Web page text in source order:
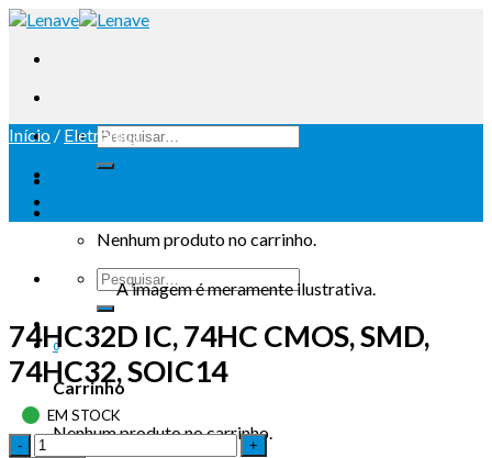
Nenhum produto no carrinho.
0
Carrinho
Nenhum produto no carrinho.
Início / Eletrónica
A imagem é meramente ilustrativa.
74HC32D IC, 74HC CMOS, SMD,
74HC32, SOIC14
EM STOCK